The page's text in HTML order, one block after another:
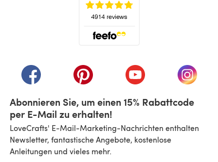
(öffnet sich in einem neuen Tab)
(öffnet sich in einem neuen Tab)
(öffnet sich in einem
(öffnet
Abonnieren Sie, um einen 15% Rabattcode
per E-Mail zu erhalten!
LoveCrafts' E-Mail-Marketing-Nachrichten enthalten
Newsletter, fantastische Angebote, kostenlose
Anleitungen und vieles mehr.